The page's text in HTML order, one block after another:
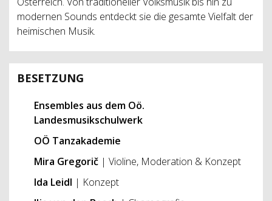
modernen Sounds entdeckt sie die gesamte Vielfalt der
heimischen Musik.
BESETZUNG
Ensembles aus dem Oö.
Landesmusikschulwerk
OÖ Tanzakademie
Mira Gregorič | Violine, Moderation & Konzept
Ida Leidl | Konzept